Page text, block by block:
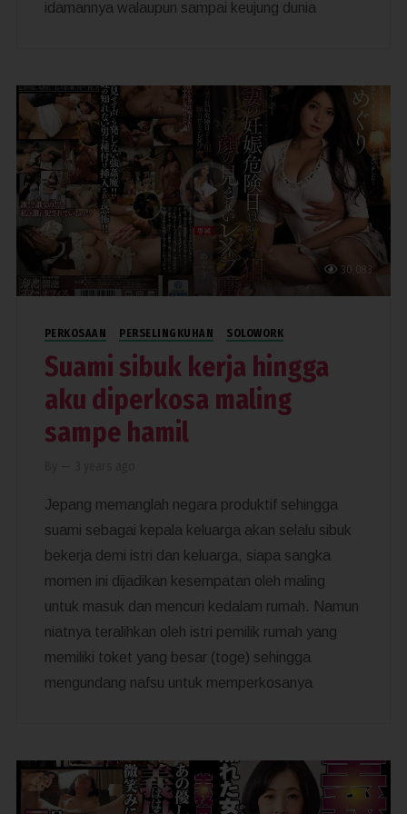
idamannya walaupun sampai keujung dunia
30,083
PERKOSAAN PERSELINGKUHAN SOLOWORK
Suami sibuk kerja hingga
aku diperkosa maling
sampe hamil
Jepang memanglah negara produktif sehingga
suami sebagai kepala keluarga akan selalu sibuk
bekerja demi istri dan keluarga, siapa sangka
momen ini dijadikan kesempatan oleh maling
untuk masuk dan mencuri kedalam rumah. Namun
niatnya teralihkan oleh istri pemilik rumah yang
memiliki toket yang besar (toge) sehingga
mengundang nafsu untuk memperkosanya